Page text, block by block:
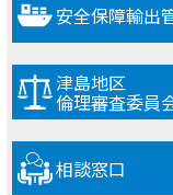
安全保障輸出
津島地区
倫理審査委員
相談窓口